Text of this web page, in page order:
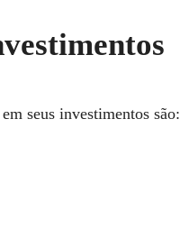
seus investimentos são: